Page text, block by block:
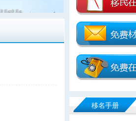
移名手册